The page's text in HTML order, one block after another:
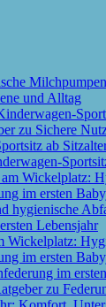
und Alltag
Wickelplatz:
im ersten